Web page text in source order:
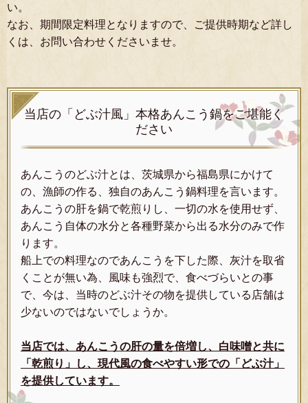
い。
なお、期間限定料理となりますので、ご提供時期など詳し
くは、お問い合わせくださいませ。
当店の「どぶ汁風」本格あんこう鍋をご堪能く
ださい
あんこうのどぶ汁とは、茨城県から福島県にかけて
の、漁師の作る、独自のあんこう鍋料理を言います。
あんこうの肝を鍋で乾煎りし、一切の水を使用せず、
あんこう自体の水分と各種野菜から出る水分のみで作
ります。
船上での料理なのであんこうを下した際、灰汁を取省
くことが無い為、風味も強烈で、食べづらいとの事
で、今は、当時のどぶ汁その物を提供している店舗は
少ないのではないでしょうか。
当店では、あんこうの肝の量を倍増し、白味噌と共に
「乾煎り」し、現代風の食べやすい形での「どぶ汁」
を提供しています。